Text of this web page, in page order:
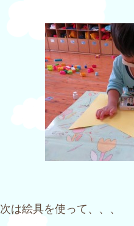
次は絵具を使って、、、